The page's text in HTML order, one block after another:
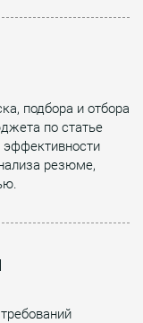
подбора и отбора
по статье
эффективности
резюме,